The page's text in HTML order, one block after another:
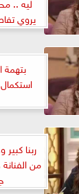
يروي
بتهمة
ربنا
من